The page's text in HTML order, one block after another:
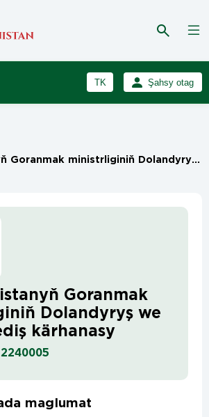
TK
RU
Şahsy otag
ministrliginiň Dolandyryş we hyzmat ediş kärhanasy
Goranmak
Dolandyryş we
kärhanasy
maglumat